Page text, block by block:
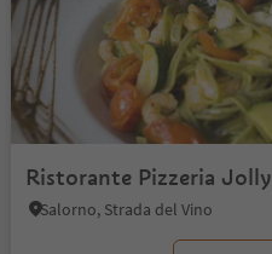
Ristorante Pizzeria Jolly
Salorno, Strada del Vino